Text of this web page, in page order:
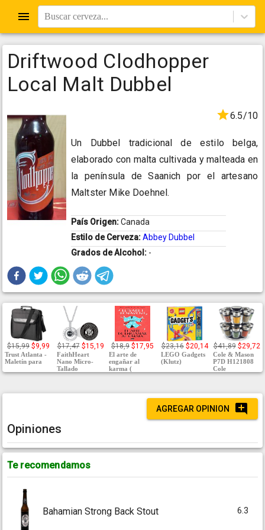
Buscar cerveza...
Driftwood Clodhopper
Local Malt Dubbel
6.5/10
Un Dubbel tradicional de estilo belga,
elaborado con malta cultivada y malteada en
la península de Saanich por el artesano
Maltster Mike Doehnel.
País Origen:Canada
Estilo de Cerveza:Abbey Dubbel
Grados de Alcohol: -
$15,99 $9,99
Trust Atlanta -
Maletín para
$17,47 $15,19
FaithHeart
Nano Micro-
Tallado
$18,9 $17,95
El arte de
engañar al
karma (
$23,16 $20,14
LEGO Gadgets
(Klutz)
$41,89 $29,72
Cole & Mason
P7D H121808
Cole
AGREGAR OPINION
Opiniones
Te recomendamos
Bahamian Strong Back Stout 6.3